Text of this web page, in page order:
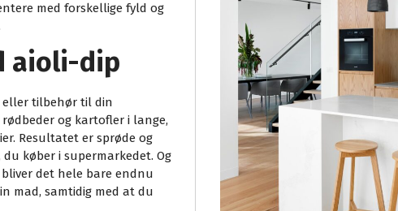
med forskellige fyld og
aioli-dip
eller tilbehør til din
og kartofler i lange,
Resultatet er sprøde og
køber i supermarkedet. Og
det hele bare endnu
mad, samtidig med at du